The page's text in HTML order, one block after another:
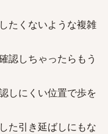
たくないような複雑
認しちゃったらもう
しにくい位置で歩を
た引き延ばしにもな